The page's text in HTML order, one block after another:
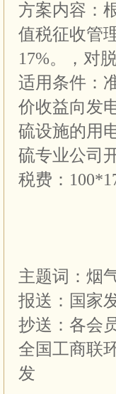
方案内容：
值税征收管
17%。，对
适用条件：
价收益向发
硫设施的用
硫专业公司
税费：
主题词
报送：国家
抄送
全国工商
发